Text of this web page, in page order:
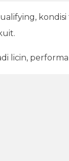
licin,